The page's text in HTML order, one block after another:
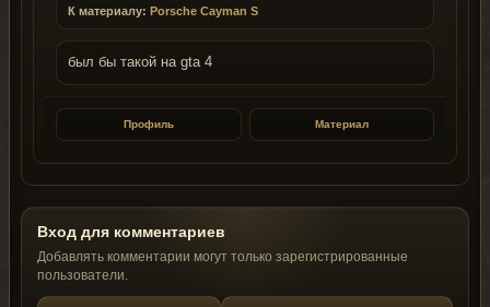
К материалу: Porsche Cayman S
был бы такой на gta 4
Профиль Материал
Вход для комментариев
Добавлять комментарии могут только зарегистрированные
пользователи.